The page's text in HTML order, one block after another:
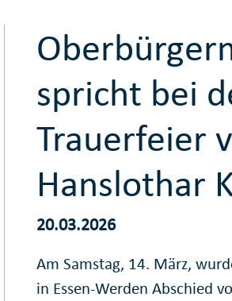
spricht bei
Trauerfeier
Hanslothar
20.03.2026
Am Samstag, 14. März,
in Essen-Werden Abschied